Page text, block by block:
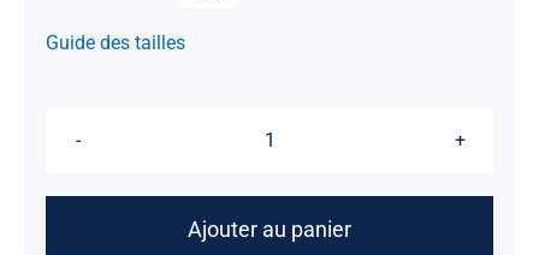
Guide des tailles
Je
Ajouter au panier